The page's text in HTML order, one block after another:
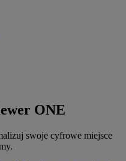
ONE
swoje cyfrowe miejsce